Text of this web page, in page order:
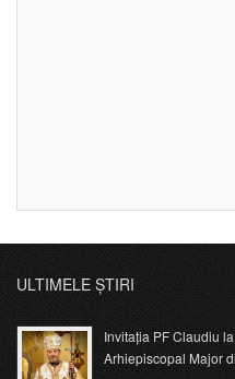
ULTIMELE ȘTIRI
Invitația PF Claudiu
Arhiepiscopal Major